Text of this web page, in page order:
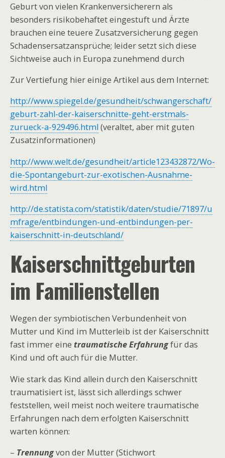
Geburt von vielen Krankenversicherern als
besonders risikobehaftet eingestuft und Ärzte
brauchen eine teuere Zusatzversicherung gegen
Schadensersatzansprüche; leider setzt sich diese
Sichtweise auch in Europa zunehmend durch
Zur Vertiefung hier einige Artikel aus dem Internet:
http://www.spiegel.de/gesundheit/schwangerschaft/
geburt-zahl-der-kaiserschnitte-geht-erstmals-
zurueck-a-929496.html (veraltet, aber mit guten
Zusatzinformationen)
http://www.welt.de/gesundheit/article123432872/Wo-
die-Spontangeburt-zur-exotischen-Ausnahme-
wird.html
http://de.statista.com/statistik/daten/studie/71897/u
mfrage/entbindungen-und-entbindungen-per-
kaiserschnitt-in-deutschland/
Kaiserschnittgeburten
im Familienstellen
Wegen der symbiotischen Verbundenheit von
Mutter und Kind im Mutterleib ist der Kaiserschnitt
fast immer eine traumatische Erfahrungfür das
Kind und oft auch für die Mutter.
Wie stark das Kind allein durch den Kaiserschnitt
traumatisiert ist, lässt sich allerdings schwer
feststellen, weil meist noch weitere traumatische
Erfahrungen nach dem erfolgten Kaiserschnitt
warten können:
– Trennungvon der Mutter (Stichwort